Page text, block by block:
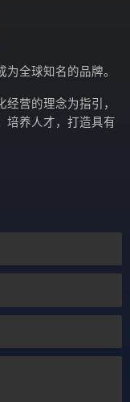
全球知名的品牌。
营的理念为指引，
培养人才，打造具有